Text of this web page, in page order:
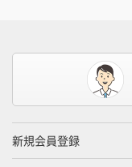
新規会員登録